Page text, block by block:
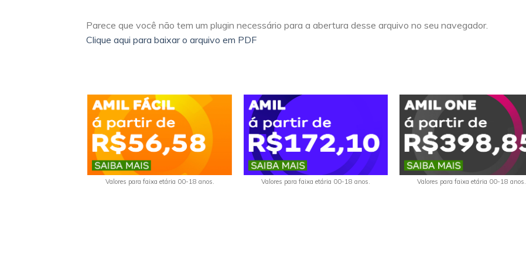
Parece que você não tem um plugin necessário para a abertura desse arquivo no seu navegador.
Clique aqui para baixar o arquivo em PDF
Valores para faixa etária 00-18 anos. Valores para faixa etária 00-18 anos. Valores para faixa etária 00-18 anos.